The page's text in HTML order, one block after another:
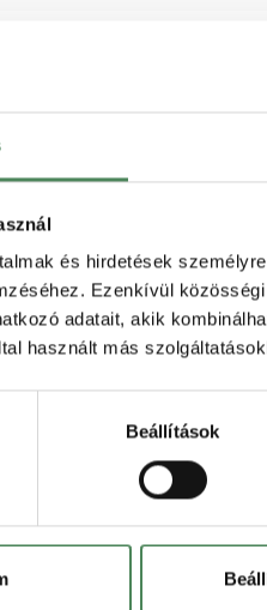
és hirdetések
Ezenkívül
adatait, akik
használt más
Beállítások
és sokszor